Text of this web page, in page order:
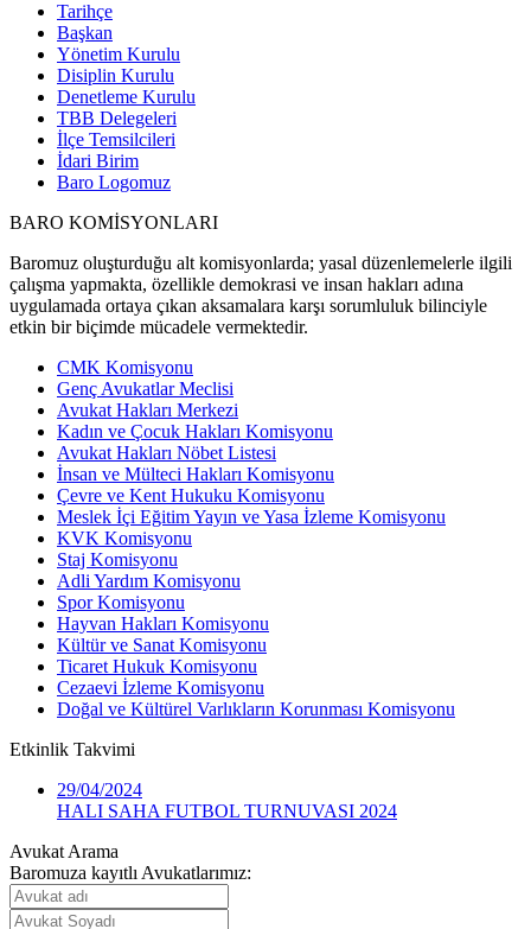
Tarihçe
Başkan
Yönetim Kurulu
Disiplin Kurulu
Denetleme Kurulu
TBB Delegeleri
İlçe Temsilcileri
İdari Birim
Baro Logomuz
BARO KOMİSYONLARI
Baromuz oluşturduğu alt komisyonlarda; yasal düzenlemelerle ilgili
çalışma yapmakta, özellikle demokrasi ve insan hakları adına
uygulamada ortaya çıkan aksamalara karşı sorumluluk bilinciyle
etkin bir biçimde mücadele vermektedir.
CMK Komisyonu
Genç Avukatlar Meclisi
Avukat Hakları Merkezi
Kadın ve Çocuk Hakları Komisyonu
Avukat Hakları Nöbet Listesi
İnsan ve Mülteci Hakları Komisyonu
Çevre ve Kent Hukuku Komisyonu
Meslek İçi Eğitim Yayın ve Yasa İzleme Komisyonu
KVK Komisyonu
Staj Komisyonu
Adli Yardım Komisyonu
Spor Komisyonu
Hayvan Hakları Komisyonu
Kültür ve Sanat Komisyonu
Ticaret Hukuk Komisyonu
Cezaevi İzleme Komisyonu
Doğal ve Kültürel Varlıkların Korunması Komisyonu
Etkinlik Takvimi
29/04/2024
HALI SAHA FUTBOL TURNUVASI 2024
Avukat Arama
Baromuza kayıtlı Avukatlarımız: